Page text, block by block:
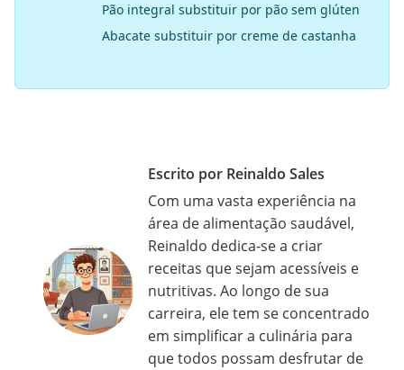
Pão integral substituir por pão sem glúten
Abacate substituir por creme de castanha
Escrito por Reinaldo Sales
Com uma vasta experiência na
área de alimentação saudável,
Reinaldo dedica-se a criar
receitas que sejam acessíveis e
nutritivas. Ao longo de sua
carreira, ele tem se concentrado
em simplificar a culinária para
que todos possam desfrutar de